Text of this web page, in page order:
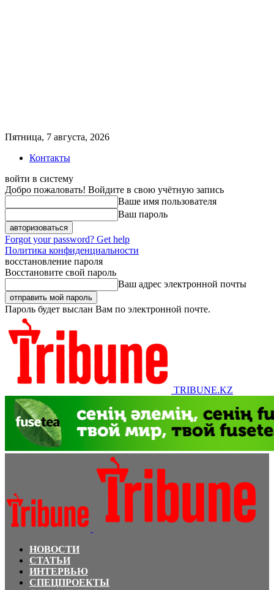
Пятница, 7 августа, 2026
Контакты
войти в систему
Добро пожаловать! Войдите в свою учётную запись
Ваше имя пользователя
Ваш пароль
Forgot your password? Get help
Политика конфиденциальности
восстановление пароля
Восстановите свой пароль
Ваш адрес электронной почты
Пароль будет выслан Вам по электронной почте.
TRIBUNE.KZ
НОВОСТИ
СТАТЬИ
ИНТЕРВЬЮ
СПЕЦПРОЕКТЫ